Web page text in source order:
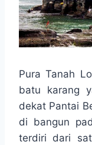
Pura Tanah
batu karang
dekat Pantai
di bangun
terdiri dari